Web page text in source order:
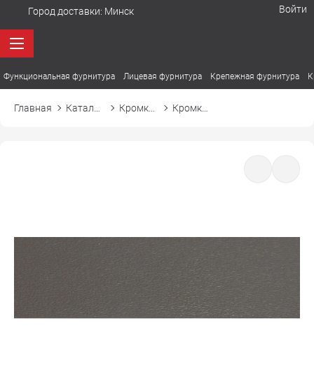
Город доставки: Минск Войти
Функциональная фурнитура Лицевая фурнитура Крепежная фурнитура
Главная